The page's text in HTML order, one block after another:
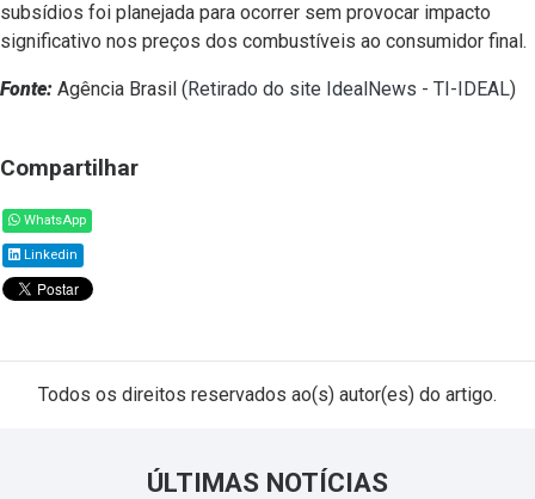
subsídios foi planejada para ocorrer sem provocar impacto
significativo nos preços dos combustíveis ao consumidor final.
Fonte: Agência Brasil (Retirado do site IdealNews - TI-IDEAL)
Compartilhar
WhatsApp
Linkedin
Todos os direitos reservados ao(s) autor(es) do artigo.
ÚLTIMAS NOTÍCIAS